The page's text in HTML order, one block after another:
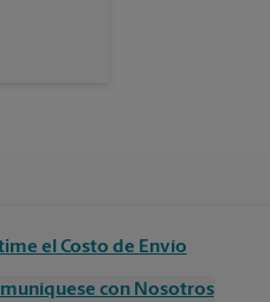
el Costo de Envío
con Nosotros